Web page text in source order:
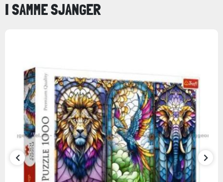
I SAMME SJANGER